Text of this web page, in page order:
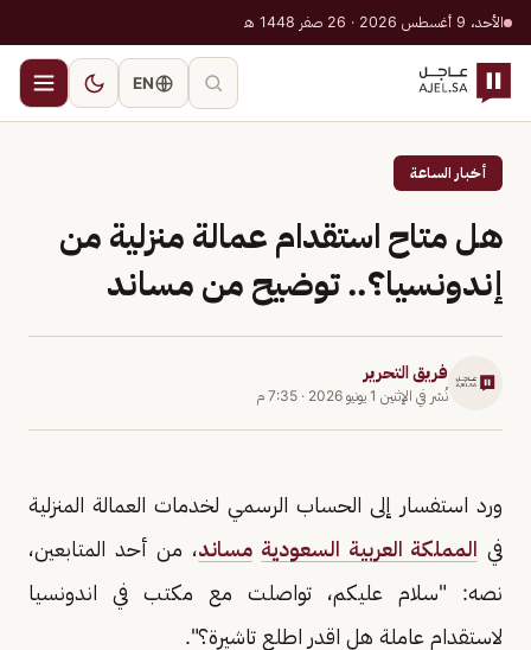
الأحد، 9 أغسطس 2026 · 26 صفر 1448 هـ
EN
أخبار الساعة
هل متاح استقدام عمالة منزلية من
إندونسيا؟.. توضيح من مساند
فريق التحرير
نُشر في الإثنين 1 يونيو 2026 · 7:35 م
ورد استفسار إلى الحساب الرسمي لخدمات العمالة المنزلية
في المملكة العربية السعودية مساند، من أحد المتابعين،
نصه: "سلام عليكم، تواصلت مع مكتب في اندونسيا
لاستقدام عاملة هل اقدر اطلع تاشيرة؟".